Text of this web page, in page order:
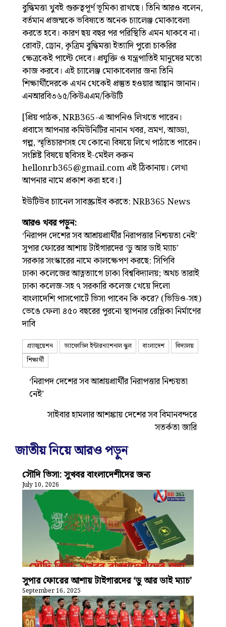
বুদ্ধিমত্তা খুবই গুরুত্বপূর্ণ ভূমিকা রাখছে। তিনি আরও বলেন,
বর্তমান প্রজন্মকে ভবিষ্যতে অনেক চ্যালেঞ্জ মোকাবেলা
করতে হবে। কারণ ছয় বছর পর পরিস্থিতি এমন থাকবে না।
রোবট, ড্রোন, কৃত্রিম বুদ্ধিমত্তা ইত্যাদি পুরো চাকরির
ক্ষেত্রকেই পাল্টে দেবে। প্রযুক্তি ও যন্ত্রপাতিই মানুষের মতো
কাজ করবে। এই চ্যালেঞ্জ মোকাবেলার জন্য তিনি
শিক্ষার্থীদেরকে এখন থেকেই প্রস্তুত হওয়ার আহ্বান জানান।
এনআরবি৩৬৫/কিউএএম/কিউটি
[প্রিয় পাঠক, NRB365-এ আপনিও লিখতে পারেন।
প্রবাসে আপনার কমিউনিটির নানান খবর, ভ্রমণ, আড্ডা,
গল্প, স্মৃতিচারণসহ যে কোনো বিষয়ে লিখে পাঠাতে পারেন।
সংশ্লিষ্ট বিষয়ে ছবিসহ ই-মেইল করুন
hellonrb365@gmail.com এই ঠিকানায়। লেখা
আপনার নামে প্রকাশ করা হবে।]
ইউটিউব চ্যানেল সাবস্ক্রাইব করতে:NRB365 News
আরও খবর পড়ুন:
‘নিরাপদ দেশের সব আশ্রয়প্রার্থীর নিরাপত্তার নিশ্চয়তা নেই’
সুপার ফোরের আশায় টাইগারদের ‘ডু আর ডাই ম্যাচ’
সরকার সংস্কারের নামে কালক্ষেপণ করছে: সিপিবি
ঢাকা কলেজের আত্নত্যাগে ঢাকা বিশ্ববিদ্যালয়; অথচ তারাই
ঢাকা কলেজ-সহ ৭ সরকারি কলেজ খেয়ে দিলো
বাংলাদেশি পাসপোর্টে ভিসা পাবেন কি করে? (ভিডিও-সহ)
ভেঙে ফেলা ৪৫০ বছরের পুরনো স্থাপনার রেপ্লিকা নির্মাণের
দাবি
গ্র্যাজুয়েশন ড্যাফোডিল ইন্টারন্যাশনাল স্কুল বাংলাদেশ
বিদ্যালয়
শিক্ষার্থী
‘নিরাপদ দেশের সব আশ্রয়প্রার্থীর নিরাপত্তার নিশ্চয়তা
নেই’
সাইবার হামলার আশঙ্কায় দেশের সব বিমানবন্দরে
সতর্কতা জারি
জাতীয় নিয়ে আরও পড়ুন
সৌদি ভিসা: সুখবর বাংলাদেশীদের জন্য
July 10, 2026
সুপার ফোরের আশায় টাইগারদের ‘ডু আর ডাই ম্যাচ’
September 16, 2025